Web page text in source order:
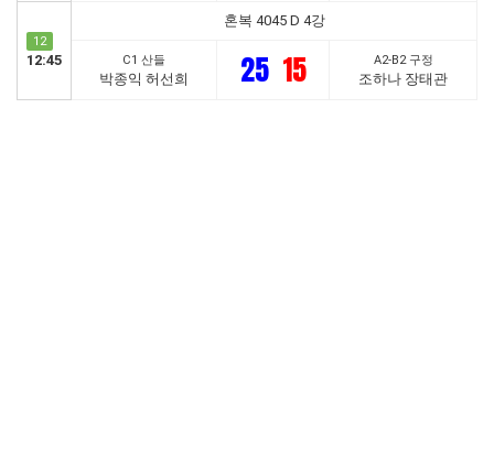
12
12:45
혼복 4045 D 4강
C1 산들
박종익 허선희 25 15 A2-B2 구정
조하나 장태관